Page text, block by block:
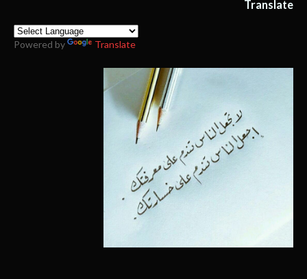
Translate
Powered by Translate